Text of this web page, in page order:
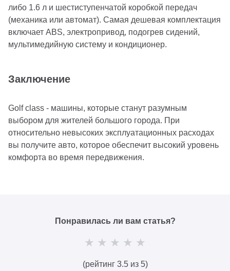
либо 1.6 л и шестиступенчатой коробкой передач
(механика или автомат). Самая дешевая комплектация
включает ABS, электропривод, подогрев сидений,
мультимедийную систему и кондиционер.
Заключение
Golf class - машины, которые станут разумным
выбором для жителей большого города. При
относительно невысоких эксплуатационных расходах
вы получите авто, которое обеспечит высокий уровень
комфорта во время передвижения.
Понравилась ли вам статья?
(рейтинг 3.5 из 5)